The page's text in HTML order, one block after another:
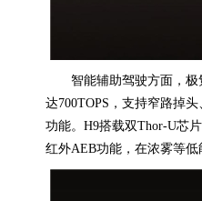
智能辅助驾驶方面，
达700TOPS，支持窄路掉
功能。H9搭载双Thor-U芯
红外AEB功能，在浓雾等低